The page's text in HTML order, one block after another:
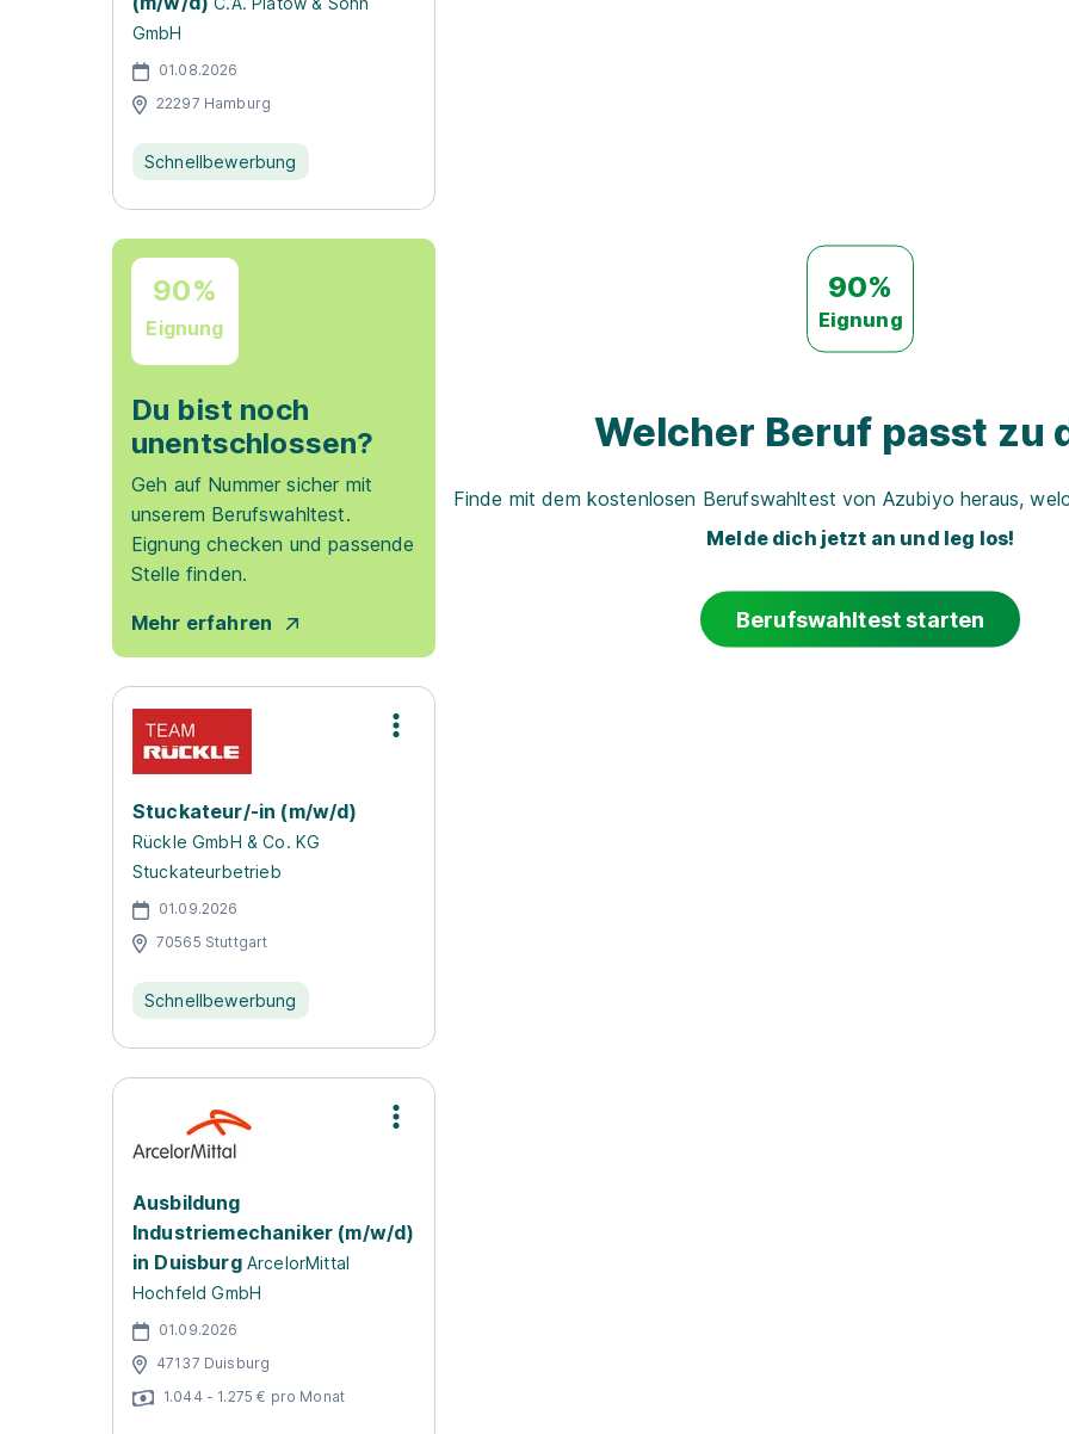
GmbH
01.08.2026
22297 Hamburg
Schnellbewerbung
90%
Eignung
Du bist noch
unentschlossen?
Geh auf Nummer sicher mit
unserem Berufswahltest.
Eignung checken und passende
Stelle finden.
Mehr erfahren
Stuckateur/-in (m/w/d)
Rückle GmbH & Co. KG
Stuckateurbetrieb
01.09.2026
70565 Stuttgart
Schnellbewerbung
Ausbildung
Industriemechaniker (m/w/d)
in Duisburg ArcelorMittal
Hochfeld GmbH
01.09.2026
47137 Duisburg
1.044 - 1.275 € pro Monat
90%
Eignung
Welcher Beruf passt zu
Finde mit dem kostenlosen Berufswahltest von Azubiyo heraus,
Melde dich jetzt an und leg los!
Berufswahltest starten